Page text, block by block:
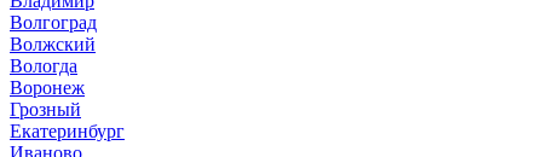
Волгоград
Волжский
Вологда
Воронеж
Грозный
Екатеринбург
Иваново